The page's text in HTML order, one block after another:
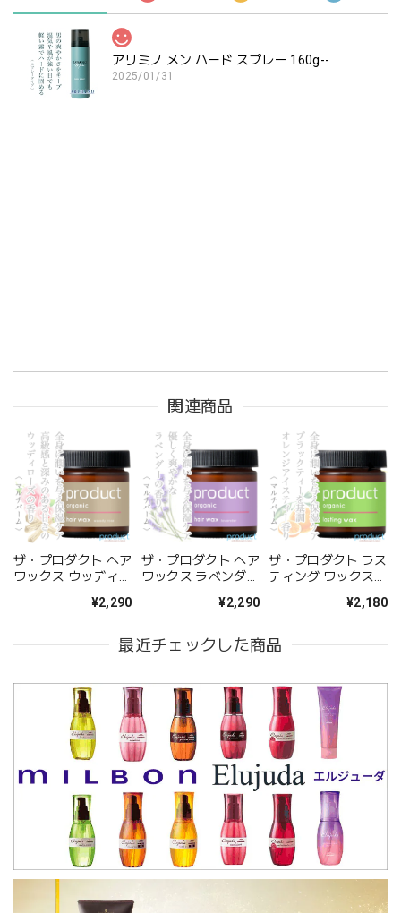
アリミノ メン ハード スプレー 160g--
2025/01/31
関連商品
ザ・プロダクト ヘア
ワックス ウッディロ
¥2,290
ザ・プロダクト ヘア
ワックス ラベンダー
¥2,290
ザ・プロダクト ラス
ティング ワックス
¥2,180
最近チェックした商品